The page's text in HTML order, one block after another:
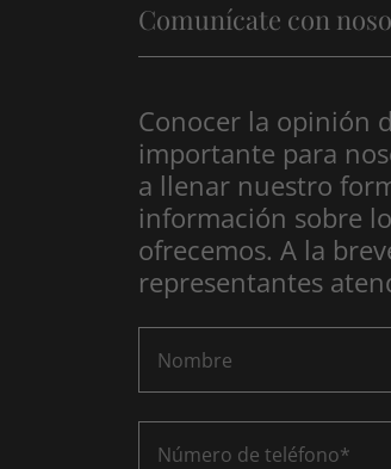
Comunícate con
Conocer la opinión
importante para
a llenar nuestro
información sobre
ofrecemos. A la
representantes
Nombre
Número de teléfono*